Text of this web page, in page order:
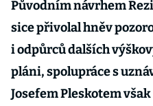
Původním návrhem
sice přivolal hněv
i odpůrců dalších
pláni, spolupráce s
Josefem Pleskotem